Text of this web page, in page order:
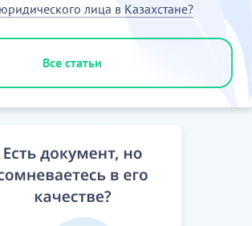
лица в Казахстане?
Все статьи